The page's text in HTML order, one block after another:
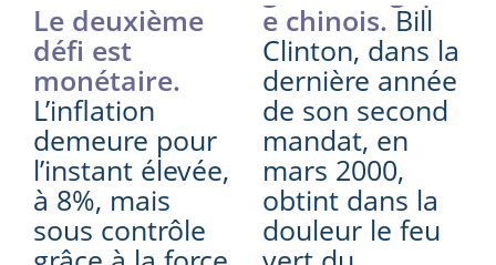
Le deuxième
défi est
monétaire.
L’inflation
demeure pour
l’instant élevée,
à 8%, mais
sous contrôle
e chinois.Bill
Clinton, dans la
dernière année
de son second
mandat, en
mars 2000,
obtint dans la
douleur le feu